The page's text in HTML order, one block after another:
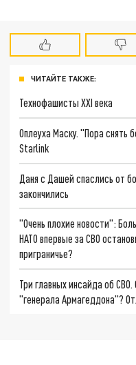
ЧИТАЙТЕ ТАКЖЕ:
Технофашисты XXI века
Оплеуха Маску. "Пора снять
Starlink
Даня с Дашей спаслись от
закончились
"Очень плохие новости":
НАТО впервые за СВО
приграничье?
Три главных инсайда об
"генерала Армагеддона"?